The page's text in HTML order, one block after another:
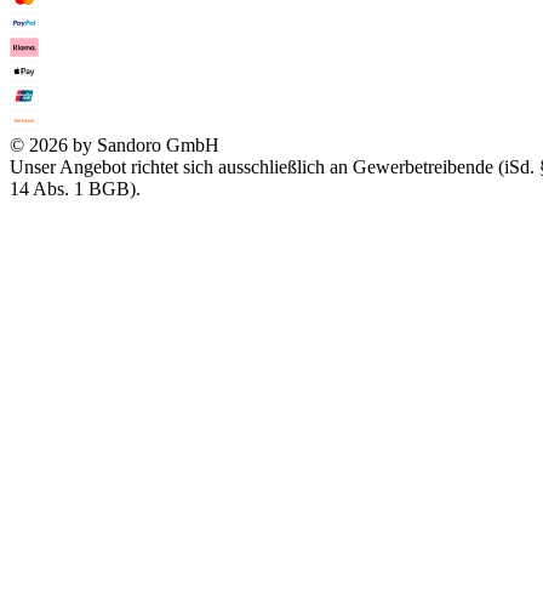
© 2026 by Sandoro GmbH
Unser Angebot richtet sich ausschließlich an Gewerbetreibende (iSd.
14 Abs. 1 BGB).